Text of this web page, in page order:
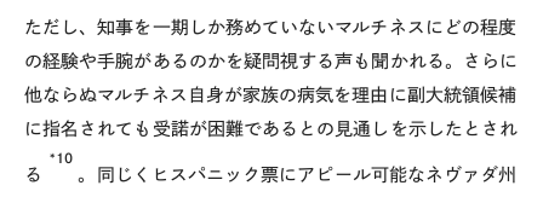
ただし、知事を一期しか務めていないマルチネスにどの程度
の経験や手腕があるのかを疑問視する声も聞かれる。さらに
他ならぬマルチネス自身が家族の病気を理由に副大統領候補
に指名されても受諾が困難であるとの見通しを示したとされ
る
*10
。同じくヒスパニック票にアピール可能なネヴァダ州